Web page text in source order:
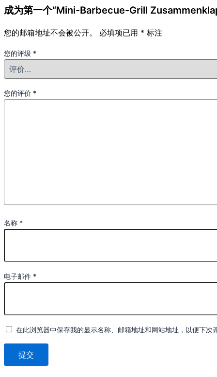
成为第一个“Mini-Barbecue-Grill
您的邮箱地址不会被公开。 必填项已用 * 标注
您的评级 *
您的评价 *
名称 *
电子邮件 *
在此浏览器中保存我的显示名称、邮箱地址和网站地址，以便下次